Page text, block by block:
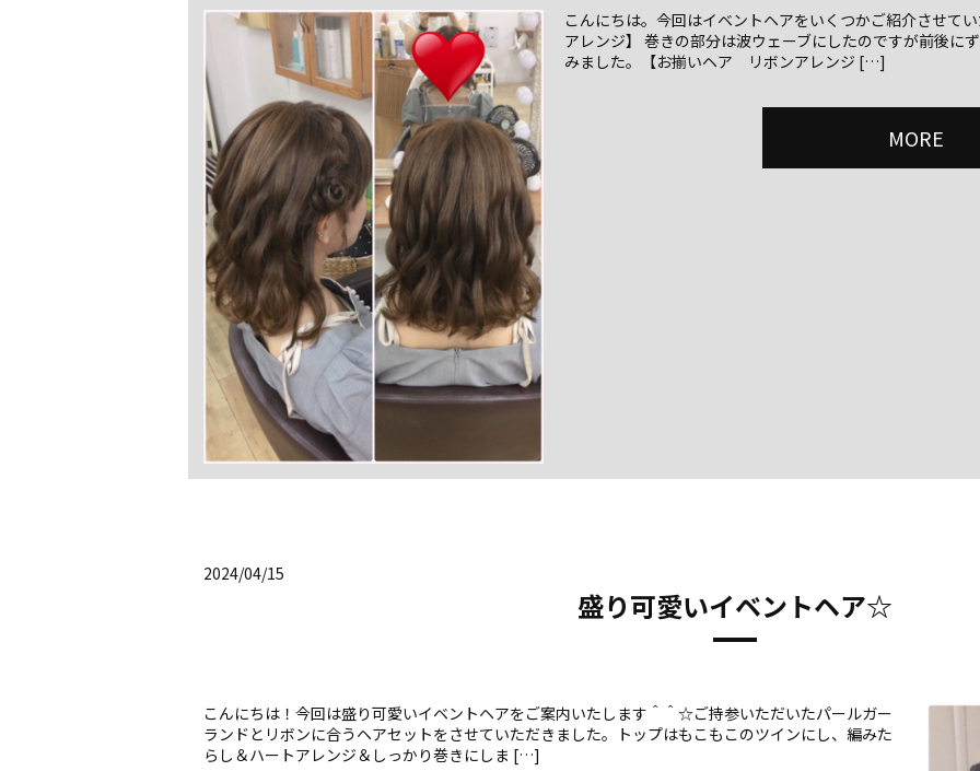
こんにちは。今回はイベントヘアをいくつかご紹介させて
アレンジ】 巻きの部分は波ウェーブにしたのですが前後に
みました。【お揃いヘア リボンアレンジ […]
MORE
2024/04/15
盛り可愛いイベントヘア☆
こんにちは！今回は盛り可愛いイベントヘアをご案内いたします＾＾☆ご持参いただいたパールガー
ランドとリボンに合うヘアセットをさせていただきました。トップはもこもこのツインにし、編みた
らし＆ハートアレンジ＆しっかり巻きにしま […]